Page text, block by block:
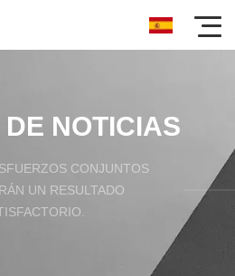
NOTICIAS
CONJUNTOS
UN RESULTADO